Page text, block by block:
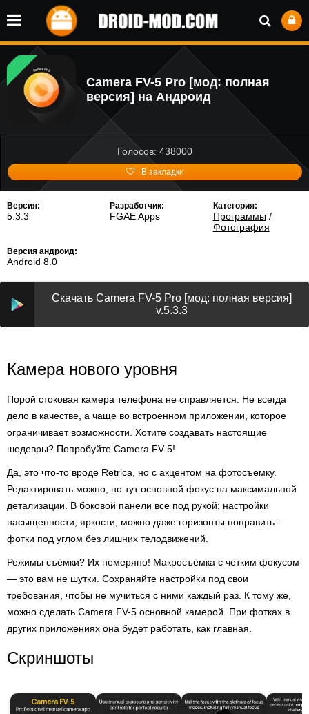
Camera FV-5 Pro [мод: полная
версия] на Андроид
Голосов: 438000
В закладки
Версия:
5.3.3
Разработчик:
FGAE Apps
Категория:
Программы/
Фотография
Версия андроид:
Android 8.0
Скачать Camera FV-5 Pro [мод: полная версия]
v.5.3.3
Камера нового уровня
Порой стоковая камера телефона не справляется. Не всегда
дело в качестве, а чаще во встроенном приложении, которое
ограничивает возможности. Хотите создавать настоящие
шедевры? Попробуйте Camera FV-5!
Да, это что-то вроде Retrica, но с акцентом на фотосъемку.
Редактировать можно, но тут основной фокус на максимальной
детализации. В боковой панели все под рукой: настройки
насыщенности, яркости, можно даже горизонты поправить —
фотки под углом без лишних телодвижений.
Режимы съёмки? Их немеряно! Макросъёмка с четким фокусом
— это вам не шутки. Сохраняйте настройки под свои
требования, чтобы не мучиться с ними каждый раз. К тому же,
можно сделать Camera FV-5 основной камерой. При фотках в
других приложениях она будет работать, как главная.
Скриншоты